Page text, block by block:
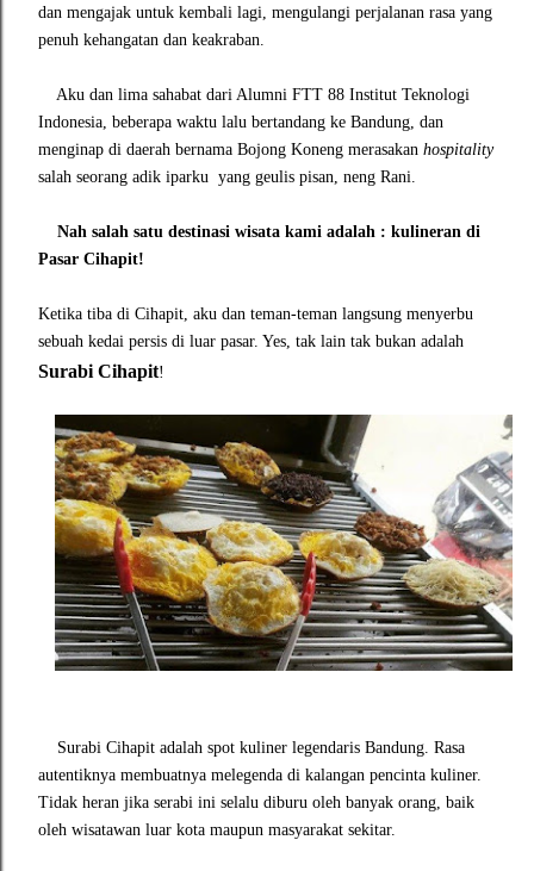
dan mengajak untuk kembali lagi, mengulangi perjalanan rasa yang
penuh kehangatan dan keakraban.
Aku dan lima sahabat dari Alumni FTT 88 Institut Teknologi
Indonesia, beberapa waktu lalu bertandang ke Bandung, dan
menginap di daerah bernama Bojong Koneng merasakan hospitality
salah seorang adik iparku yang geulis pisan, neng Rani.
Nah salah satu destinasi wisata kami adalah : kulineran di
Pasar Cihapit!
Ketika tiba di Cihapit, aku dan teman-teman langsung menyerbu
sebuah kedai persis di luar pasar. Yes, tak lain tak bukan adalah
Surabi Cihapit!
Surabi Cihapit adalah spot kuliner legendaris Bandung. Rasa
autentiknya membuatnya melegenda di kalangan pencinta kuliner.
Tidak heran jika serabi ini selalu diburu oleh banyak orang, baik
oleh wisatawan luar kota maupun masyarakat sekitar.